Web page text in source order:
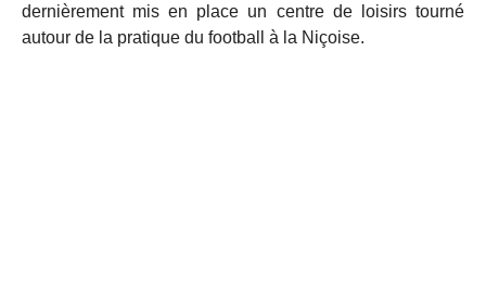
dernièrement mis en place un centre de loisirs tourné
autour de la pratique du football à la Niçoise.